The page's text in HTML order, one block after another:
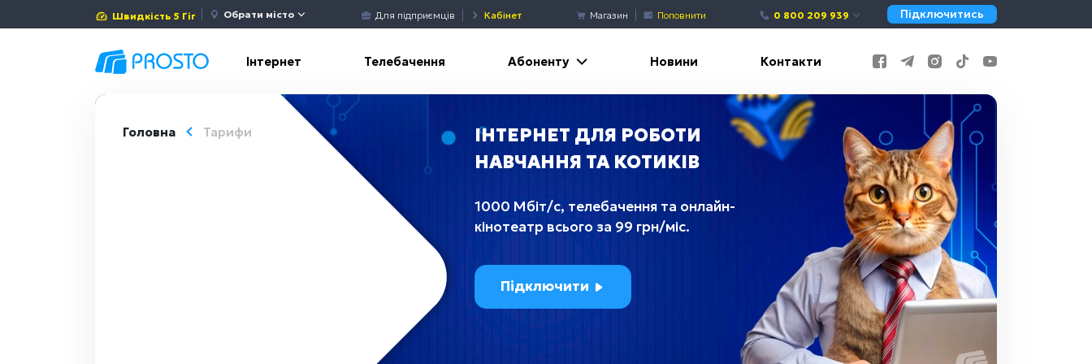
Швидкість 5 Гіг Обрати місто Для підприємців Кабінет Магазин Поповнити 0 800 209 939 Підключитись
Інтернет Телебачення Абоненту Новини Контакти
Головна Тарифи
ІНТЕРНЕТ ДЛЯ РОБОТИ
НАВЧАННЯ ТА КОТИКІВ
1000 Мбіт/c, телебачення та онлайн-
кінотеатр всього за 99 грн/міс.
Підключити